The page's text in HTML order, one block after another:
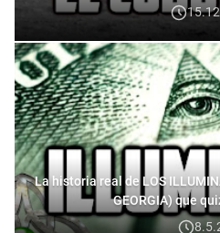
La historia real de LOS
GEORGIA) que